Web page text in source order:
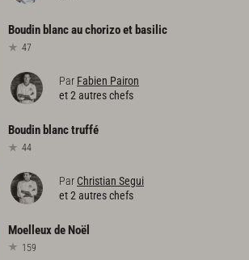
Boudin blancauchorizoet basilic
47
Par Fabien Pairon
et 2 autres chefs
Boudin blanctruffé
44
Par Christian Segui
et 2 autres chefs
Moelleuxde Noël
159